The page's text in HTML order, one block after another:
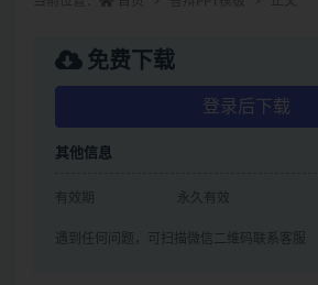
免费下载
登录后下载
其他信息
有效期 永久有效
遇到任何问题，可扫描微信二维码联系客服